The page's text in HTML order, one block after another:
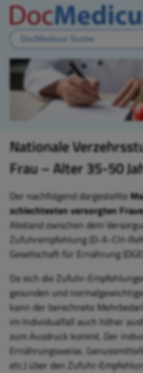
Nationale
Frau – Alter 35-50
Der nachfolgend dargestellte
schlechtesten versorgten
Abstand zwischen dem
Zufuhrempfehlung (D-A-CH-
Gesellschaft für Ernährung
Da sich die Zufuhr-
gesunden und
kann der berechnete
im Individualfall auch höher
zum Ausdruck kommt. Der
Ernährungsweise,
etc.) über den Zufuhr-